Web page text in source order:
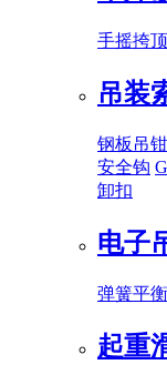
手摇挎顶
吊装
钢板吊钳
安全钩
卸扣
电子
弹簧平
起重